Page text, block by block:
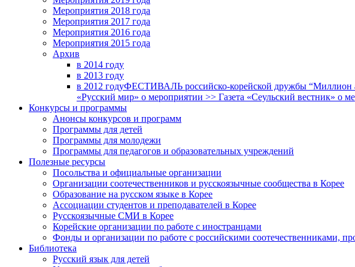
Мероприятия 2018 годa
Мероприятия 2017 года
Мероприятия 2016 года
Мероприятия 2015 года
Архив
в 2014 году
в 2013 году
в 2012 годуФЕСТИВАЛЬ российско-корейской дружбы “Миллион
«Русский мир» о мероприятии >> Газета «Сеульский вестник» о
Конкурсы и программы
Анонсы конкурсов и программ
Программы для детей
Программы для молодежи
Программы для педагогов и образовательных учреждений
Полезные ресурсы
Посольства и официальные организации
Организации соотечественников и русскоязычные сообщества в Корее
Образование на русском языке в Корее
Ассоциации студентов и преподавателей в Корее
Русскоязычные СМИ в Корее
Корейские организации по работе с иностранцами
Фонды и организации по работе с российскими соотечественниками,
Библиотека
Русский язык для детей